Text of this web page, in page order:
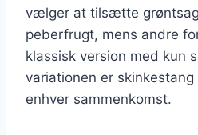
vælger at tilsætte
peberfrugt, mens andre
klassisk version med kun
variationen er
enhver sammenkomst.